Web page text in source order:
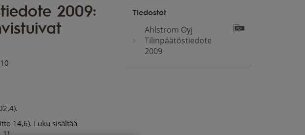
2009:
14,6). Luku sisältää
Tiedostot
Ahlstrom Oyj
Tilinpäätöstiedote
2009